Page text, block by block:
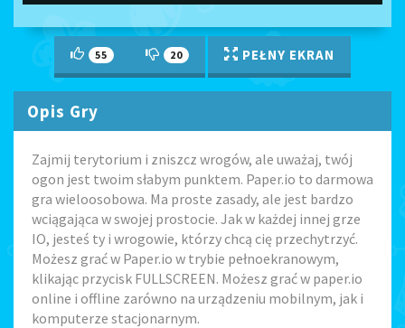
55 20 PEŁNY EKRAN
Opis Gry
Zajmij terytorium i zniszcz wrogów, ale uważaj, twój
ogon jest twoim słabym punktem. Paper.io to darmowa
gra wieloosobowa. Ma proste zasady, ale jest bardzo
wciągająca w swojej prostocie. Jak w każdej innej grze
IO, jesteś ty i wrogowie, którzy chcą cię przechytrzyć.
Możesz grać w Paper.io w trybie pełnoekranowym,
klikając przycisk FULLSCREEN. Możesz grać w paper.io
online i offline zarówno na urządzeniu mobilnym, jak i
komputerze stacjonarnym.